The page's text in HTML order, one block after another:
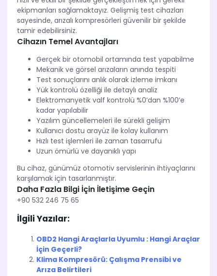
ekipmanları sağlamaktayız. Gelişmiş test cihazları
sayesinde, arızalı kompresörleri güvenilir bir şekilde
tamir edebilirsiniz.
Cihazın Temel Avantajları
Gerçek bir otomobil ortamında test yapabilme
Mekanik ve görsel arızaların anında tespiti
Test sonuçlarını anlık olarak izleme imkanı
Yük kontrolü özelliği ile detaylı analiz
Elektromanyetik valf kontrolü %0’dan %100’e
kadar yapılabilir
Yazılım güncellemeleri ile sürekli gelişim
Kullanıcı dostu arayüz ile kolay kullanım
Hızlı test işlemleri ile zaman tasarrufu
Uzun ömürlü ve dayanıklı yapı
Bu cihaz, günümüz otomotiv servislerinin ihtiyaçlarını
karşılamak için tasarlanmıştır.
Daha Fazla Bilgi İçin İletişime Geçin
+90 532 246 75 65
İlgili Yazılar:
OBD2 Hangi Araçlarla Uyumlu : Hangi Araçlar
İçin Geçerli?
Klima Kompresörü: Çalışma Prensibi ve
Arıza Belirtileri